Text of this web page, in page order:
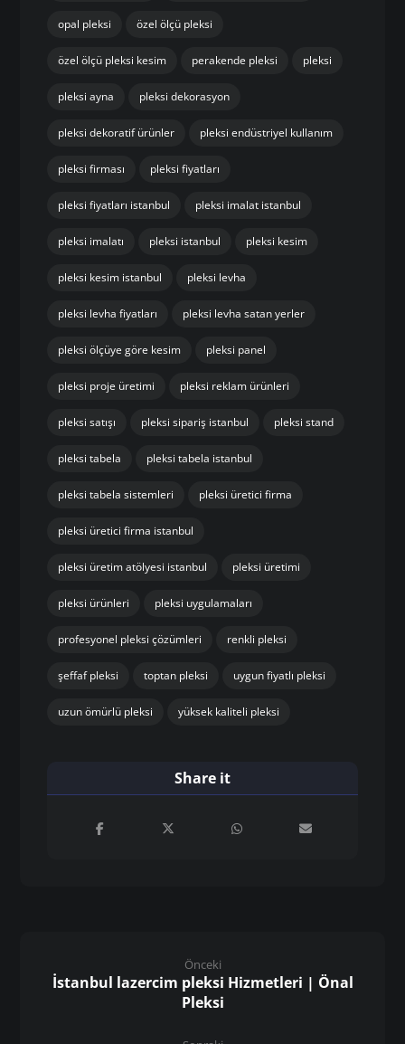
opal pleksi özel ölçü pleksi
özel ölçü pleksi kesim perakende pleksi pleksi
pleksi ayna pleksi dekorasyon
pleksi dekoratif ürünler pleksi endüstriyel kullanım
pleksi firması pleksi fiyatları
pleksi fiyatları istanbul pleksi imalat istanbul
pleksi imalatı pleksi istanbul pleksi kesim
pleksi kesim istanbul pleksi levha
pleksi levha fiyatları pleksi levha satan yerler
pleksi ölçüye göre kesim pleksi panel
pleksi proje üretimi pleksi reklam ürünleri
pleksi satışı pleksi sipariş istanbul pleksi stand
pleksi tabela pleksi tabela istanbul
pleksi tabela sistemleri pleksi üretici firma
pleksi üretici firma istanbul
pleksi üretim atölyesi istanbul pleksi üretimi
pleksi ürünleri pleksi uygulamaları
profesyonel pleksi çözümleri renkli pleksi
şeffaf pleksi toptan pleksi uygun fiyatlı pleksi
uzun ömürlü pleksi yüksek kaliteli pleksi
Önceki
İstanbul lazercim pleksi Hizmetleri | Önal
Pleksi